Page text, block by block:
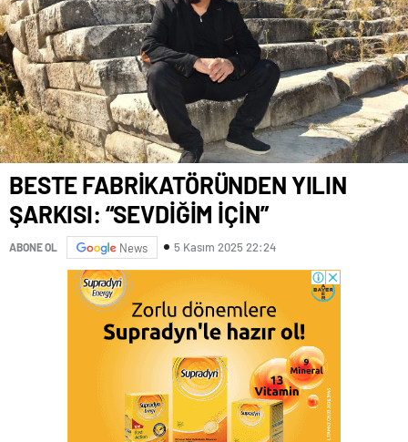
BESTE FABRİKATÖRÜNDEN YILIN
ŞARKISI: “SEVDİĞİM İÇİN”
ABONE OL News 5 Kasım 2025 22:24